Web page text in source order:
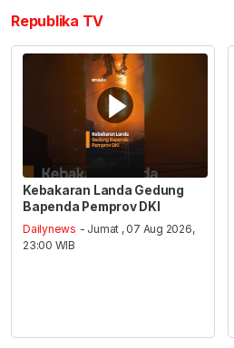
Republika TV
Kebakaran Landa Gedung
Bapenda Pemprov DKI
Dailynews - Jumat , 07 Aug 2026,
23:00 WIB